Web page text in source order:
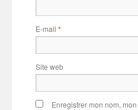
E-mail *
Site web
Enregistrer mon nom,